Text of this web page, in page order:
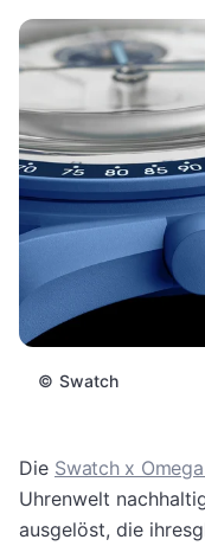
© Swatch
Die Swatch x
Uhrenwelt
ausgelöst, die